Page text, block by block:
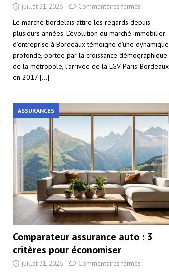
juillet 31, 2026 Commentaires fermés
Le marché bordelais attire les regards depuis
plusieurs années. L’évolution du marché immobilier
d’entreprise à Bordeaux témoigne d’une dynamique
profonde, portée par la croissance démographique
de la métropole, l’arrivée de la LGV Paris-Bordeaux
en 2017 […]
ASSURANCES
Comparateur assurance auto : 3
critères pour économiser
juillet 31, 2026 Commentaires fermés